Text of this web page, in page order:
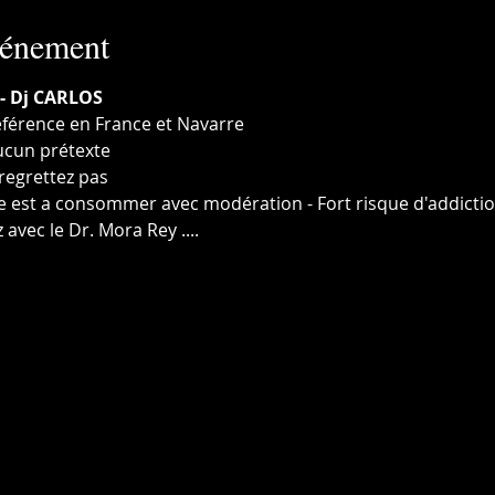
Dj CARLOS
en France et Navarre
prétexte
pas
est a consommer avec modération - Fort risque
le Dr. Mora Rey ....